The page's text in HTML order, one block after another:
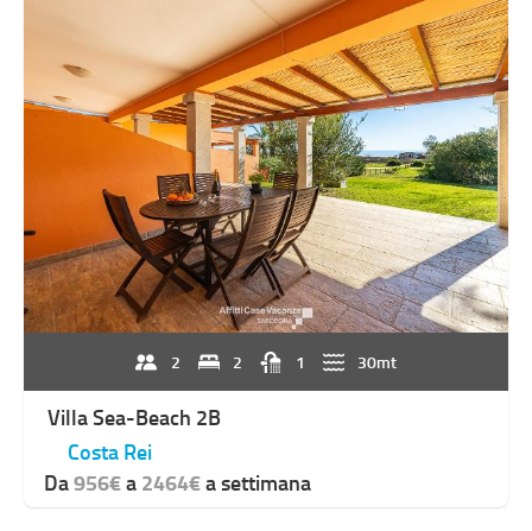
2 2 1 30mt
Villa Sea-Beach 2B
Costa Rei
Da956€a2464€a settimana